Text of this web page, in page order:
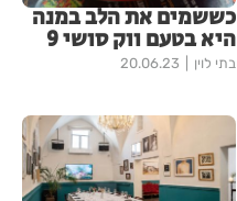
כששמים את הלב במנה
היא בטעם ווק סושי 9
בתי לוין 20.06.23